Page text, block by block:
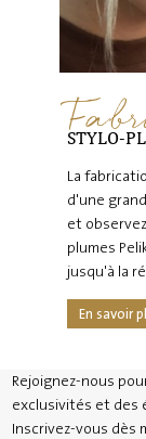
STYLO-
La
d'une
et
plumes
jusqu'à la
En savoir
Rejoignez-nous
exclusivités et des
Inscrivez-vous dès